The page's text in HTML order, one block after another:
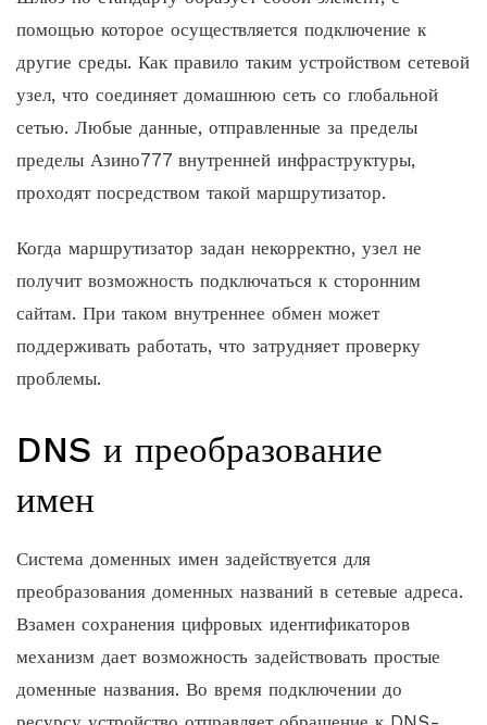
помощью которое осуществляется подключение к
другие среды. Как правило таким устройством сетевой
узел, что соединяет домашнюю сеть со глобальной
сетью. Любые данные, отправленные за пределы
пределы Азино777 внутренней инфраструктуры,
проходят посредством такой маршрутизатор.
Когда маршрутизатор задан некорректно, узел не
получит возможность подключаться к сторонним
сайтам. При таком внутреннее обмен может
поддерживать работать, что затрудняет проверку
проблемы.
DNS и преобразование
имен
Система доменных имен задействуется для
преобразования доменных названий в сетевые адреса.
Взамен сохранения цифровых идентификаторов
механизм дает возможность задействовать простые
доменные названия. Во время подключении до